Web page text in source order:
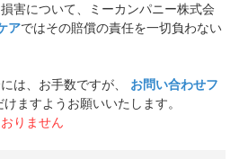
害について、ミーカンパニー株式会
アではその賠償の責任を一切負わない
は、お手数ですが、
お問い合わせフ
ますようお願いいたします。
りません